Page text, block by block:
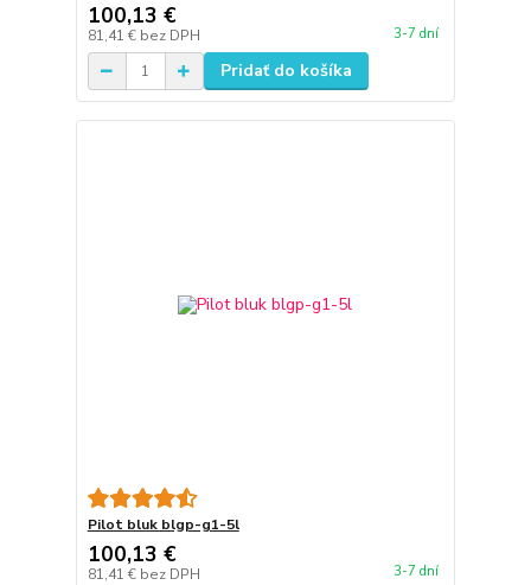
100,13 €
81,41 € bez DPH 3-7 dní
Pridať do košíka
Pilot bluk blgp-g1-5l
100,13 €
81,41 € bez DPH 3-7 dní